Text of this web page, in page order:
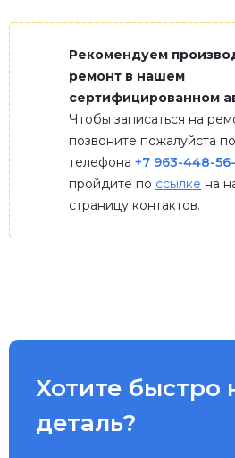
Рекомендуем
ремонт в нашем
сертифицированном
Чтобы записаться на
позвоните пожалуйста
телефона +7 963-448-
пройдите по ссылке на
страницу контактов.
Хотите быстро
деталь?